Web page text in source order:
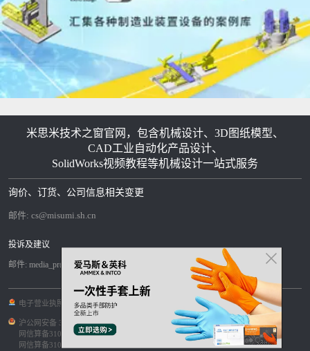
米思米技术之窗官网，包含机械设计、3D图纸模型、
CAD工业自动化产品设计、
SolidWorks视频教程等机械设计一站式服务
询价、订货、公司信息相关变更
邮件: cs@misumi.sh.cn
投诉及建议
邮件: media_pr@misumi.sh.cn
电子营业执照 |沪ICP备11004012号-8
沪公网安备 31012002004099号
网信算备310120358903802230013号
网信算备310120358903804230015号